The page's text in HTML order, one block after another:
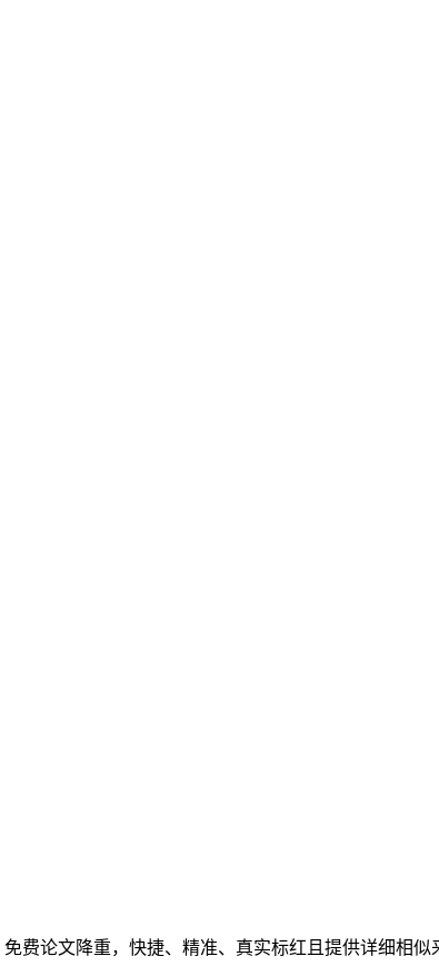
费论文降重，快捷、精准、真实标红且提供详细相